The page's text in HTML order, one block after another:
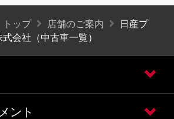
ップ 店舗のご案内
日産プ
会社（中古車一覧）
ント